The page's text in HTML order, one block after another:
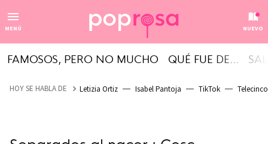
MENÚ NUEVO
FAMOSOS, PERO NO MUCHO QUÉ FUE DE...
HOY SE HABLA DE Letizia Ortiz Isabel Pantoja TikTok Telecinco